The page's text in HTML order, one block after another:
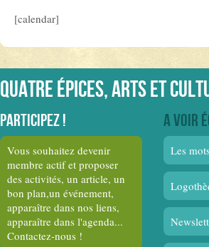
[calendar]
Quatre épices, arts et
Participez !
Vous souhaitez devenir
membre actif et proposer
des activités, un article, un
bon plan,un événement,
apparaître dans nos liens,
apparaître dans l'agenda...
Contactez-nous !
A voir
Les